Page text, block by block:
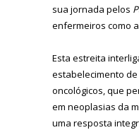
sua jornada pelos
enfermeiros como
Esta estreita
estabelecimento
oncológicos, que
em neoplasias da
uma resposta